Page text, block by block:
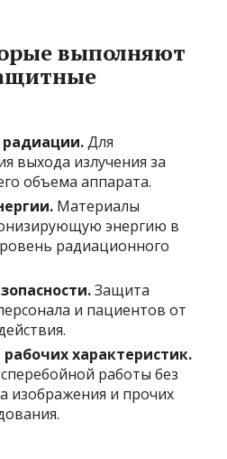
выполняют
Для
выхода излучения за
объема аппарата.
Материалы
энергию в
радиационного
Защита
и пациентов от
характеристик.
работы без
изображения и прочих